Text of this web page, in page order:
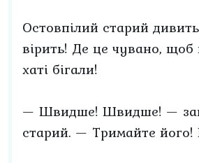
Остовпілий старий
вірить! Де це чувано, щоб
хаті бігали!
— Швидше! Швидше! —
старий. — Тримайте його!